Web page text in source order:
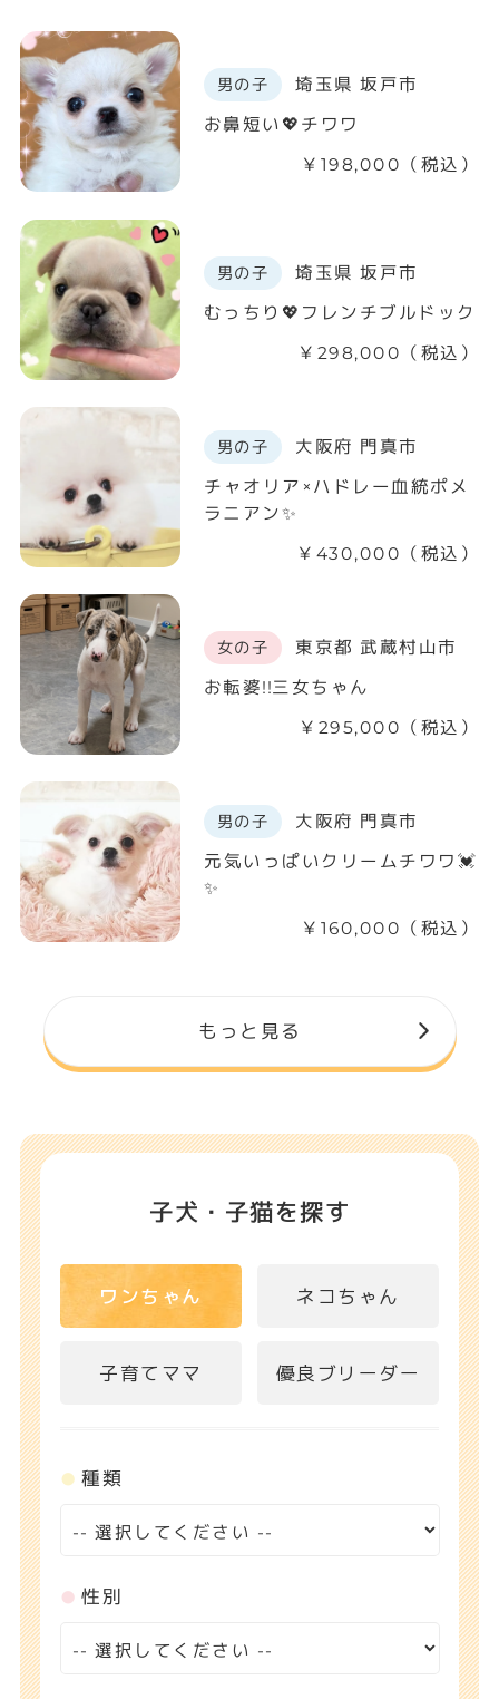
男の子 埼玉県 坂戸市
お鼻短い💖チワワ
￥198,000（税込）
男の子 埼玉県 坂戸市
むっちり💖フレンチブルドック
￥298,000（税込）
男の子 大阪府 門真市
チャオリア×ハドレー血統ポメ
ラニアン✨
￥430,000（税込）
女の子 東京都 武蔵村山市
お転婆!!三女ちゃん
￥295,000（税込）
男の子 大阪府 門真市
元気いっぱいクリームチワワ💓
✨
￥160,000（税込）
もっと見る
子犬・子猫を探す
ワンちゃん ネコちゃん
子育てママ 優良ブリーダー
種類
性別